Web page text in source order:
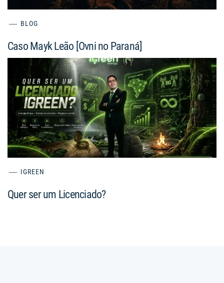
BLOG
Caso Mayk Leão [Ovni no Paraná]
IGREEN
Quer ser um Licenciado?